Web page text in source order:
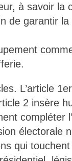
à savoir la
de garantir
L’article
2 insère
compléter
électorale
qui